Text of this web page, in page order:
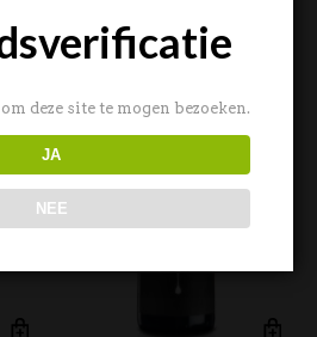
deze site te mogen bezoeken.
JA
NEE